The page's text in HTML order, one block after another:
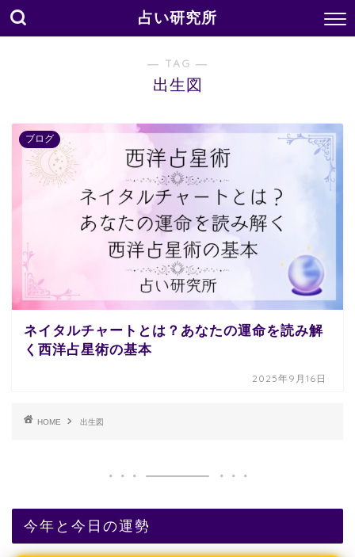
占い研究所
― TAG ―
出生図
ブログ
ネイタルチャートとは？あなたの運命を読み解
く西洋占星術の基本
2025年9月16日
HOME 出生図
今年と今日の運勢